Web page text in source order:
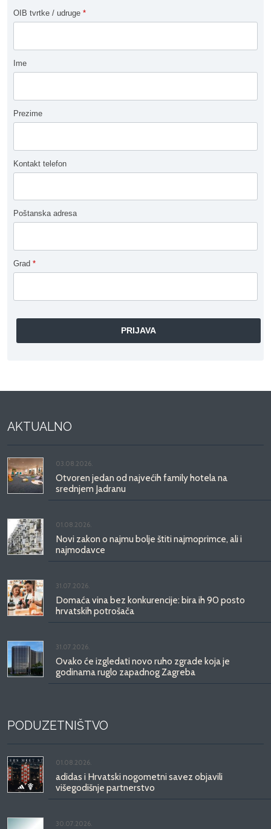
OIB tvrtke / udruge *
Ime
Prezime
Kontakt telefon
Poštanska adresa
Grad *
AKTUALNO
03.08.2026.
Otvoren jedan od najvećih family hotela na
srednjem Jadranu
01.08.2026.
Novi zakon o najmu bolje štiti najmoprimce, ali i
najmodavce
31.07.2026.
Domaća vina bez konkurencije: bira ih 90 posto
hrvatskih potrošača
31.07.2026.
Ovako će izgledati novo ruho zgrade koja je
godinama ruglo zapadnog Zagreba
PODUZETNIŠTVO
01.08.2026.
adidas i Hrvatski nogometni savez objavili
višegodišnje partnerstvo
30.07.2026.